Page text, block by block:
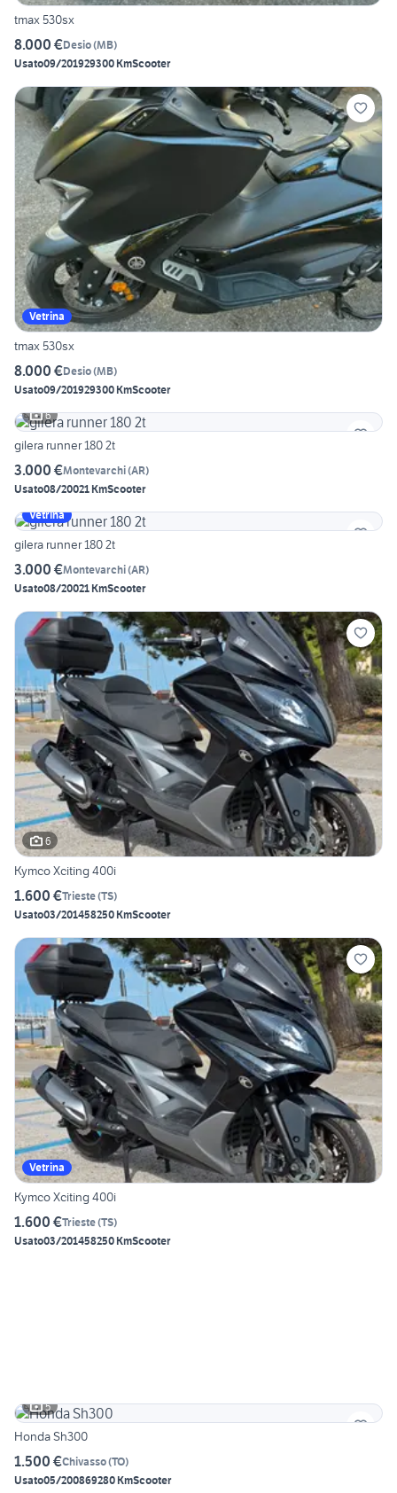
tmax 530sx
8.000 €Desio(MB)
Usato09/201929300 KmScooter
Vetrina
tmax 530sx
8.000 €Desio(MB)
Usato09/201929300 KmScooter
6
gilera runner 180 2t
3.000 €Montevarchi(AR)
Usato08/20021 KmScooter
Vetrina
gilera runner 180 2t
3.000 €Montevarchi(AR)
Usato08/20021 KmScooter
6
Kymco Xciting 400i
1.600 €Trieste(TS)
Usato03/201458250 KmScooter
Vetrina
Kymco Xciting 400i
1.600 €Trieste(TS)
Usato03/201458250 KmScooter
5
Honda Sh300
1.500 €Chivasso(TO)
Usato05/200869280 KmScooter